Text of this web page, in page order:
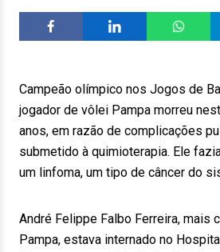
Campeão olímpico nos Jogos de
jogador de vôlei Pampa morreu
anos, em razão de complicações
submetido à quimioterapia. Ele
um linfoma, um tipo de câncer do
André Felippe Falbo Ferreira, mais
Pampa, estava internado no